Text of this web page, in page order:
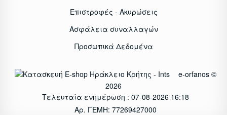
Επιστροφές - Ακυρώσεις
Ασφάλεια συναλλαγών
Προσωπικά Δεδομένα
e-orfanos ©
2026
Τελευταία ενημέρωση : 07-08-2026 16:18
Αρ. ΓΕΜΗ: 77269427000